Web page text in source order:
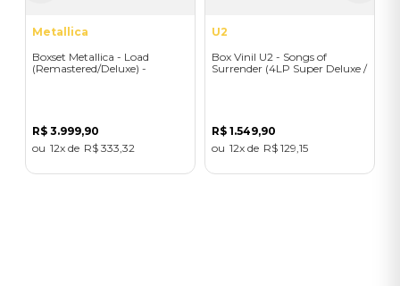
Metallica
Boxset Metallica - Load
(Remastered/Deluxe) -
R$ 3.999,90
12
R$ 333 32
U2
Box Vinil U2 - Songs of
Surrender (4LP Super Deluxe /
R$ 1.549,90
12
R$ 129 15